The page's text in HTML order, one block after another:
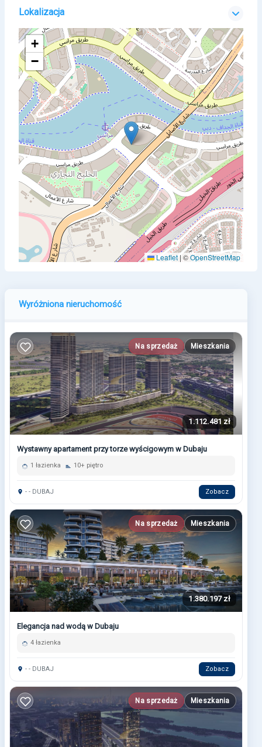
Lokalizacja
+
−
Leaflet | ©OpenStreetMap
Wyróżniona nieruchomość
Na sprzedaż Mieszkania
1.112.481 zł
Wystawny apartament przy torze wyścigowym w Dubaju
1 łazienka 10+ piętro
- - DUBAJ Zobacz
Na sprzedaż Mieszkania
1.380.197 zł
Elegancja nad wodą w Dubaju
4 łazienka
- - DUBAJ Zobacz
Na sprzedaż Mieszkania